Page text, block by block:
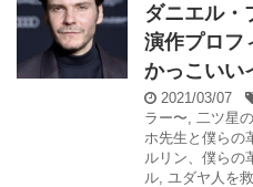
ダニエル・
演作プロフ
かっこいい
2021/03/07
ラー〜
二ツ星
ホ先生と僕らの
ルリン、僕らの
ル
ユダヤ人を